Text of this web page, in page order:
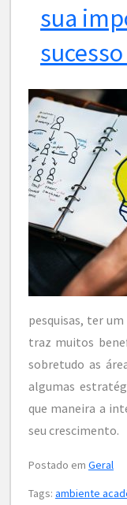
sua
pesquisas, ter
traz muitos
sobretudo as
algumas
que maneira a
seu crescimento.
Postado em Geral
Tags: ambiente